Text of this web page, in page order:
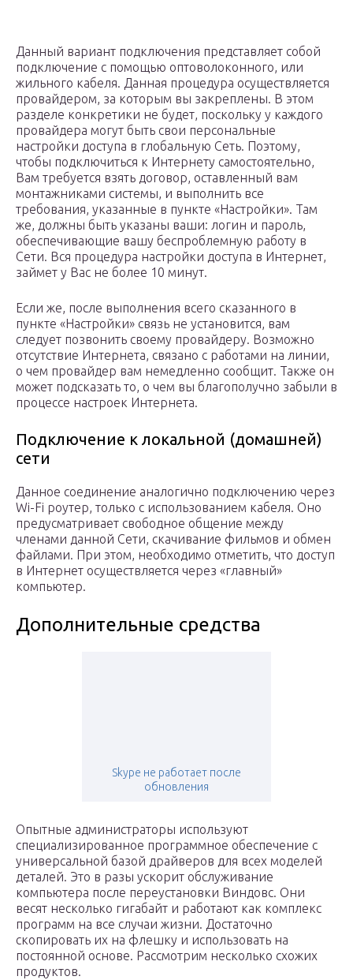
Данный вариант подключения представляет собой
подключение с помощью оптоволоконного, или
жильного кабеля. Данная процедура осуществляется
провайдером, за которым вы закреплены. В этом
разделе конкретики не будет, поскольку у каждого
провайдера могут быть свои персональные
настройки доступа в глобальную Сеть. Поэтому,
чтобы подключиться к Интернету самостоятельно,
Вам требуется взять договор, оставленный вам
монтажниками системы, и выполнить все
требования, указанные в пункте «Настройки». Там
же, должны быть указаны ваши: логин и пароль,
обеспечивающие вашу беспроблемную работу в
Сети. Вся процедура настройки доступа в Интернет,
займет у Вас не более 10 минут.
Если же, после выполнения всего сказанного в
пункте «Настройки» связь не установится, вам
следует позвонить своему провайдеру. Возможно
отсутствие Интернета, связано с работами на линии,
о чем провайдер вам немедленно сообщит. Также он
может подсказать то, о чем вы благополучно забыли в
процессе настроек Интернета.
Подключение к локальной (домашней)
сети
Данное соединение аналогично подключению через
Wi-Fi роутер, только с использованием кабеля. Оно
предусматривает свободное общение между
членами данной Сети, скачивание фильмов и обмен
файлами. При этом, необходимо отметить, что доступ
в Интернет осуществляется через «главный»
компьютер.
Дополнительные средства
Skype не работает после
обновления
Опытные администраторы используют
специализированное программное обеспечение с
универсальной базой драйверов для всех моделей
деталей. Это в разы ускорит обслуживание
компьютера после переустановки Виндовс. Они
весят несколько гигабайт и работают как комплекс
программ на все случаи жизни. Достаточно
скопировать их на флешку и использовать на
постоянной основе. Рассмотрим несколько схожих
продуктов.